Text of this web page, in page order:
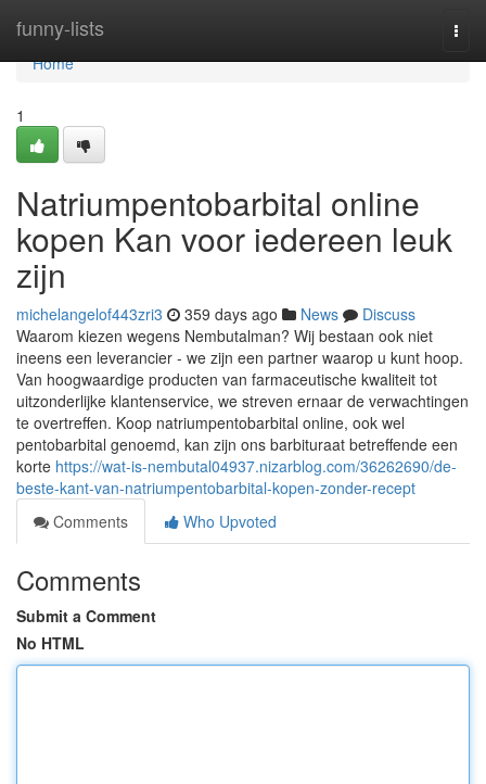
funny-lists
Home
Home
1
Natriumpentobarbital online
kopen Kan voor iedereen leuk
zijn
michelangelof443zri3 359 days ago News
Discuss
Waarom kiezen wegens Nembutalman? Wij bestaan ook niet
ineens een leverancier - we zijn een partner waarop u kunt hoop.
Van hoogwaardige producten van farmaceutische kwaliteit tot
uitzonderlijke klantenservice, we streven ernaar de verwachtingen
te overtreffen. Koop natriumpentobarbital online, ook wel
pentobarbital genoemd, kan zijn ons barbituraat betreffende een
korte https://wat-is-nembutal04937.nizarblog.com/36262690/de-
beste-kant-van-natriumpentobarbital-kopen-zonder-recept
Comments
Who Upvoted
Comments
Submit a Comment
No HTML